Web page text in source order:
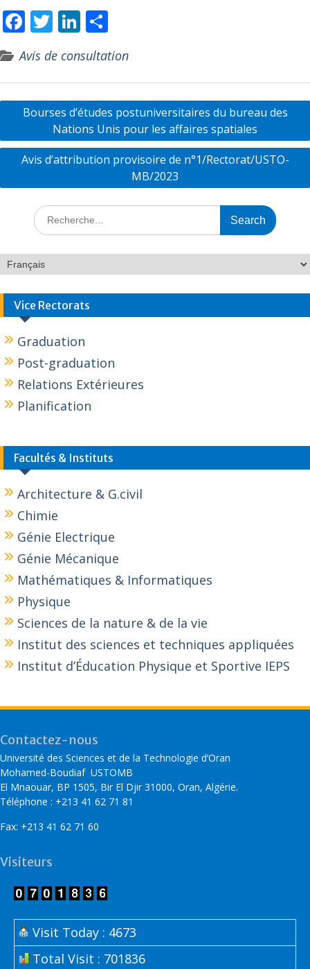
F
ac
e
b
o
k
T
w
itt
er
Li
n
k
e
dI
n
ta
g
er
Avis de consultation
Bourses d’études postuniversitaires du bureau des
Nations Unis pour les affaires spatiales
Avis d’attribution provisoire de n°1/Rectorat/USTO-
MB/2023
Vice Rectorats
Graduation
Post-graduation
Relations Extérieures
Planification
Facultés & Instituts
Architecture & G.civil
Chimie
Génie Electrique
Génie Mécanique
Mathématiques & Informatiques
Physique
Sciences de la nature & de la vie
Institut des sciences et techniques appliquées
Institut d’Éducation Physique et Sportive IEPS
Contactez-nous
Université des Sciences et de la Technologie d’Oran
Mohamed-Boudiaf USTOMB
El Mnaouar, BP 1505, Bir El Djir 31000, Oran, Algérie.
Téléphone : +213 41 62 71 81
Fax: +213 41 62 71 60
Visiteurs
Visit Today : 4673
Total Visit : 701836